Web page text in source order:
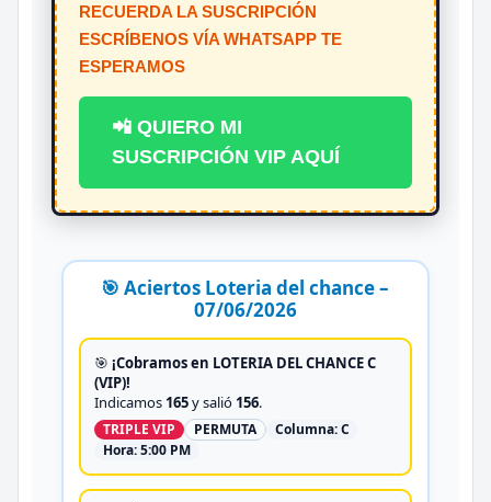
RECUERDA LA SUSCRIPCIÓN
ESCRÍBENOS VÍA WHATSAPP TE
ESPERAMOS
📲 QUIERO MI
SUSCRIPCIÓN VIP AQUÍ
🎯 Aciertos Loteria del chance –
07/06/2026
🎯 ¡Cobramos en LOTERIA DEL CHANCE C
(VIP)!
Indicamos 165y salió 156.
TRIPLE VIP PERMUTA Columna:C
Hora:5:00 PM